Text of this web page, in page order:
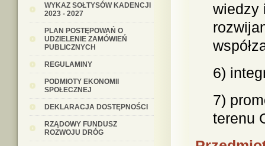
WYKAZ SOŁTYSÓW KADENCJI
2023 - 2027
PLAN POSTĘPOWAŃ O
UDZIELENIE ZAMÓWIEŃ
PUBLICZNYCH
REGULAMINY
PODMIOTY EKONOMII
SPOŁECZNEJ
DEKLARACJA DOSTĘPNOŚCI
RZĄDOWY FUNDUSZ
ROZWOJU DRÓG
wiedzy
6)
7)
terenu